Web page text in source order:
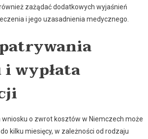
zażądać dodatkowych wyjaśnień
i jego uzasadnienia medycznego.
wypłata
o zwrot kosztów w Niemczech może
kilku miesięcy, w zależności od rodzaju